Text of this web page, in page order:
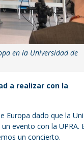
en la Universidad de
a realizar con la
Europa dado que la
evento con la UPRA.
un concierto.